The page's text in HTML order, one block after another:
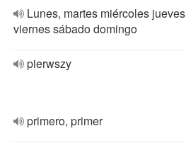
Lunes, martes miércoles jueves
viernes sábado domingo
pierwszy
primero, primer